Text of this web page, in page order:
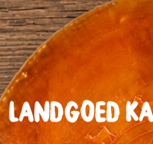
Landgoed